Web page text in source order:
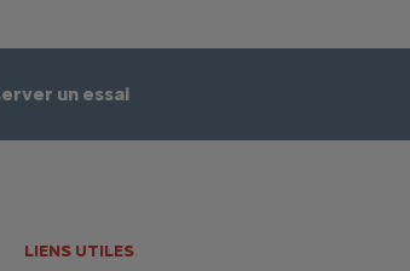
un essai
LIENS UTILES